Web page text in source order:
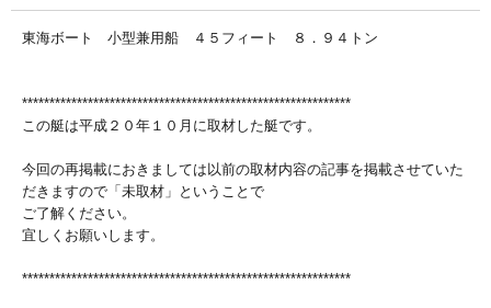
東海ボート 小型兼用船 ４５フィート ８．９４トン
************************************************************
この艇は平成２０年１０月に取材した艇です。
今回の再掲載におきましては以前の取材内容の記事を掲載させていた
だきますので「未取材」ということで
ご了解ください。
宜しくお願いします。
************************************************************